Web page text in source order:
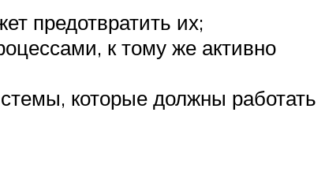
предотвратить их;
к тому же активно
которые должны работать